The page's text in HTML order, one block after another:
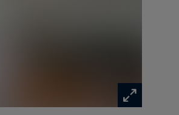
et agrémentées de
décoratives. Cet étage